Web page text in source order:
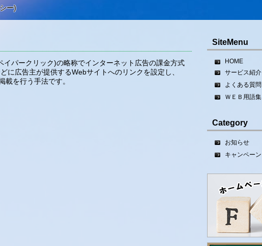
ー)
イパークリック)の略称でインターネット広告の課金方式
に広告主が提供するWebサイトへのリンクを設定し、
載を行う手法です。
SiteMenu
HOME
サービス紹介
よくある質問
ＷＥＢ用語集
Category
お知らせ
キャンペーン